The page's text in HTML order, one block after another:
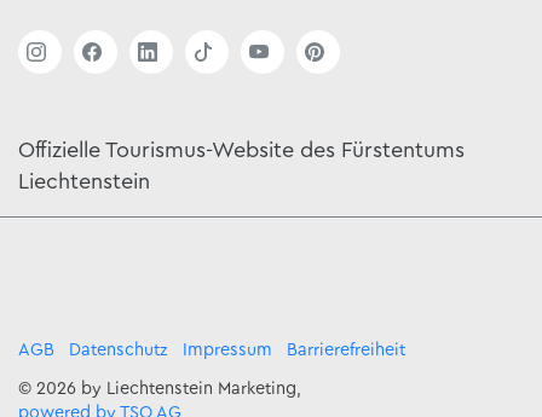
Offizielle Tourismus-Website des Fürstentums
Liechtenstein
AGB Datenschutz Impressum Barrierefreiheit
© 2026 by Liechtenstein Marketing,
powered by TSO AG